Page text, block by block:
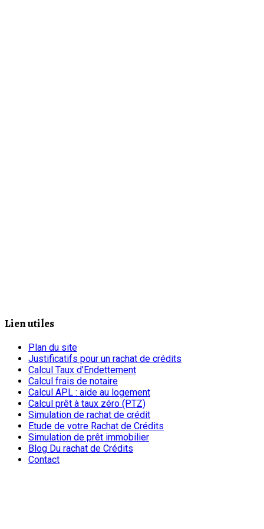
Lien utiles
Plan du site
Justificatifs pour un rachat de crédits
Calcul Taux d’Endettement
Calcul frais de notaire
Calcul APL : aide au logement
Calcul prêt à taux zéro (PTZ)
Simulation de rachat de crédit
Etude de votre Rachat de Crédits
Simulation de prêt immobilier
Blog Du rachat de Crédits
Contact